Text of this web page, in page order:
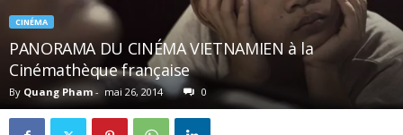
CINÉMA
PANORAMA DU CINÉMA VIETNAMIEN à la
Cinémathèque française
By Quang Pham - mai 26, 2014 0